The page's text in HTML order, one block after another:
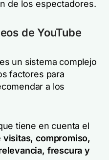
de los espectadores.
de YouTube
un sistema complejo
factores para
a los
tiene en cuenta el
visitas, compromiso,
frescura y